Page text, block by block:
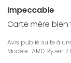
Impeccable
Carte mère bien
Avis publié suite à
Modèle : AMD Ryzen